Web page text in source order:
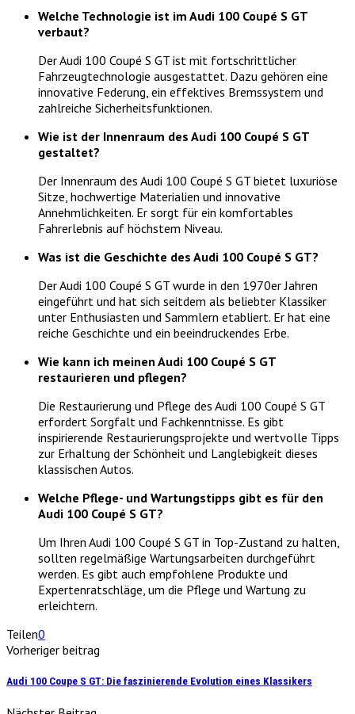
Welche Technologie ist im Audi 100 Coupé S GT
verbaut?
Der Audi 100 Coupé S GT ist mit fortschrittlicher
Fahrzeugtechnologie ausgestattet. Dazu gehören eine
innovative Federung, ein effektives Bremssystem und
zahlreiche Sicherheitsfunktionen.
Wie ist der Innenraum des Audi 100 Coupé S GT
gestaltet?
Der Innenraum des Audi 100 Coupé S GT bietet luxuriöse
Sitze, hochwertige Materialien und innovative
Annehmlichkeiten. Er sorgt für ein komfortables
Fahrerlebnis auf höchstem Niveau.
Was ist die Geschichte des Audi 100 Coupé S GT?
Der Audi 100 Coupé S GT wurde in den 1970er Jahren
eingeführt und hat sich seitdem als beliebter Klassiker
unter Enthusiasten und Sammlern etabliert. Er hat eine
reiche Geschichte und ein beeindruckendes Erbe.
Wie kann ich meinen Audi 100 Coupé S GT
restaurieren und pflegen?
Die Restaurierung und Pflege des Audi 100 Coupé S GT
erfordert Sorgfalt und Fachkenntnisse. Es gibt
inspirierende Restaurierungsprojekte und wertvolle Tipps
zur Erhaltung der Schönheit und Langlebigkeit dieses
klassischen Autos.
Welche Pflege- und Wartungstipps gibt es für den
Audi 100 Coupé S GT?
Um Ihren Audi 100 Coupé S GT in Top-Zustand zu halten,
sollten regelmäßige Wartungsarbeiten durchgeführt
werden. Es gibt auch empfohlene Produkte und
Expertenratschläge, um die Pflege und Wartung zu
erleichtern.
Teilen0
Vorheriger beitrag
Audi 100 Coupe S GT: Die faszinierende Evolution eines Klassikers